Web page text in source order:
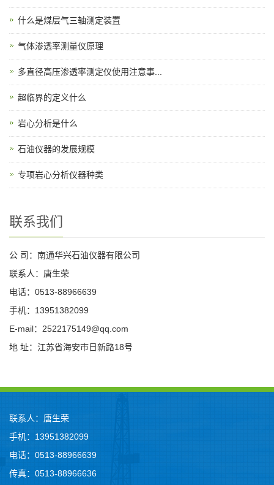
什么是煤层气三轴测定装置
气体渗透率测量仪原理
多直径高压渗透率测定仪使用注意事...
超临界的定义什么
岩心分析是什么
石油仪器的发展规模
专项岩心分析仪器种类
联系我们
公 司：南通华兴石油仪器有限公司
联系人：唐生荣
电话：0513-88966639
手机：13951382099
E-mail：2522175149@qq.com
地 址：江苏省海安市日新路18号
联系人：唐生荣
手机：13951382099
电话：0513-88966639
传真：0513-88966636